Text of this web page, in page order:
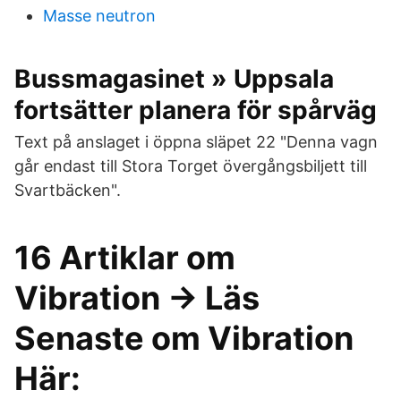
Masse neutron
Bussmagasinet » Uppsala
fortsätter planera för spårväg
Text på anslaget i öppna släpet 22 "Denna vagn
går endast till Stora Torget övergångsbiljett till
Svartbäcken".
16 Artiklar om
Vibration -> Läs
Senaste om Vibration
Här: